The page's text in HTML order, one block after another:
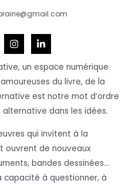
un espace numérique
du livre, de la
est notre mot d’ordre
dans les idées.
qui invitent à la
ouvrent de nouveaux
bandes dessinées…
capacité à questionner, à